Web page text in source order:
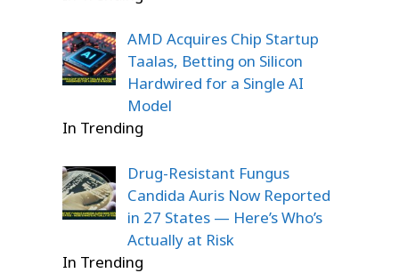
AMD Acquires Chip Startup
Taalas, Betting on Silicon
Hardwired for a Single AI
Model
In Trending
Drug-Resistant Fungus
Candida Auris Now Reported
in 27 States — Here’s Who’s
Actually at Risk
In Trending